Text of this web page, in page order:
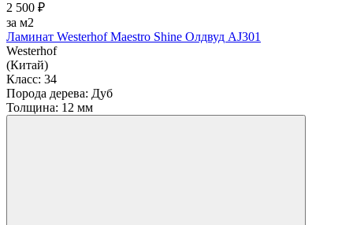
2 500 ₽
за м2
Ламинат Westerhof Maestro Shine Олдвуд AJ301
Westerhof
(Китай)
Класс: 34
Порода дерева: Дуб
Толщина: 12 мм